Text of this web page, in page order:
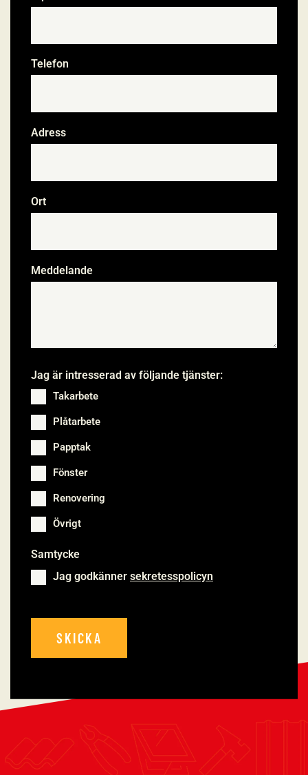
Telefon
Adress
Ort
Meddelande
Jag är intresserad av följande tjänster:
Takarbete
Plåtarbete
Papptak
Fönster
Renovering
Övrigt
Samtycke
Jag godkänner sekretesspolicyn